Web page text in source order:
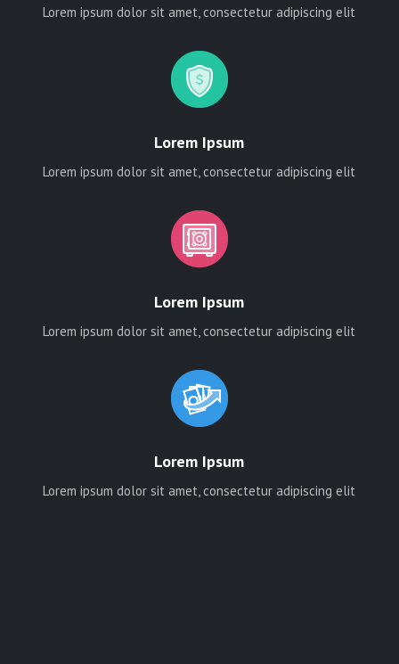
Lorem ipsum dolor sit amet, consectetur adipiscing elit
Lorem Ipsum
Lorem ipsum dolor sit amet, consectetur adipiscing elit
Lorem Ipsum
Lorem ipsum dolor sit amet, consectetur adipiscing elit
Lorem Ipsum
Lorem ipsum dolor sit amet, consectetur adipiscing elit